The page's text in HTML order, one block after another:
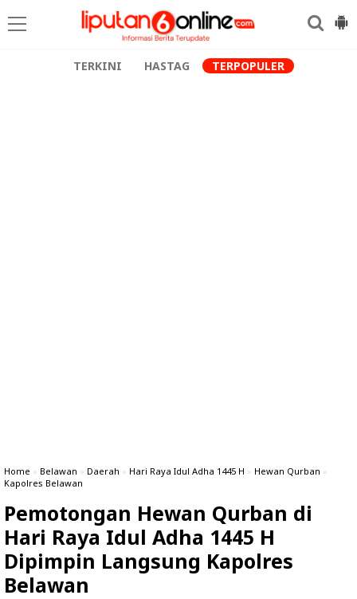
TERKINI HASTAG TERPOPULER
Home » Belawan » Daerah » Hari Raya Idul Adha 1445 H » Hewan Qurban »
Kapolres Belawan
Pemotongan Hewan Qurban di
Hari Raya Idul Adha 1445 H
Dipimpin Langsung Kapolres
Belawan